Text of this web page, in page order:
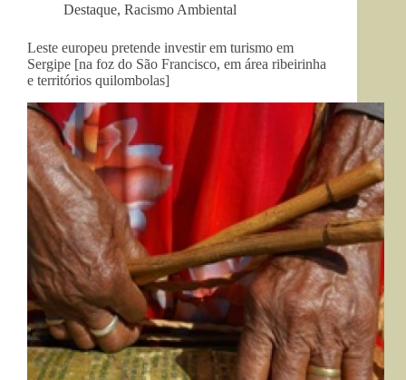
Destaque, Racismo Ambiental
Leste europeu pretende investir em turismo em
Sergipe [na foz do São Francisco, em área ribeirinha
e territórios quilombolas]